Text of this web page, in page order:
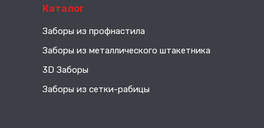
Каталог
Заборы из профнастила
Заборы из металлического штакетника
3D Заборы
Заборы из сетки-рабицы